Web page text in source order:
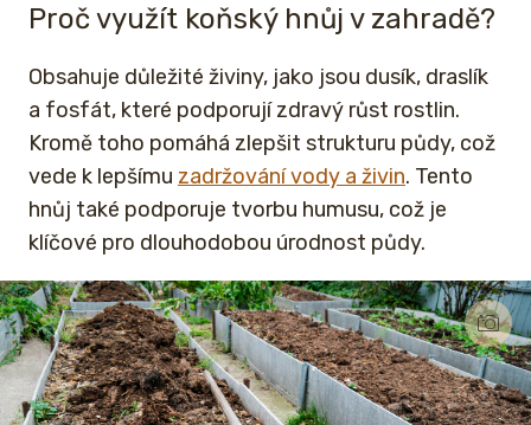
Proč využít koňský hnůj v zahradě?
Obsahuje důležité živiny, jako jsou dusík, draslík
a fosfát, které podporují zdravý růst rostlin.
Kromě toho pomáhá zlepšit strukturu půdy, což
vede k lepšímu zadržování vody a živin. Tento
hnůj také podporuje tvorbu humusu, což je
klíčové pro dlouhodobou úrodnost půdy.